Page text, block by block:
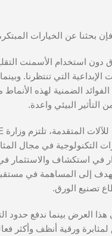
بحثنا عن الخيارات
دون استخدام الأسمنت
الإبداعية التي تنتظرنا.
الضمنية لهذه
التأثير البيئي واعدة.
التكنولوجية في مجال
في استكشاف والاستثمار
نهدف إلى المساهمة في
تصنيع الورق.
هذا العرض بينما ندفع حدود
ورقية أنظف وأكثر